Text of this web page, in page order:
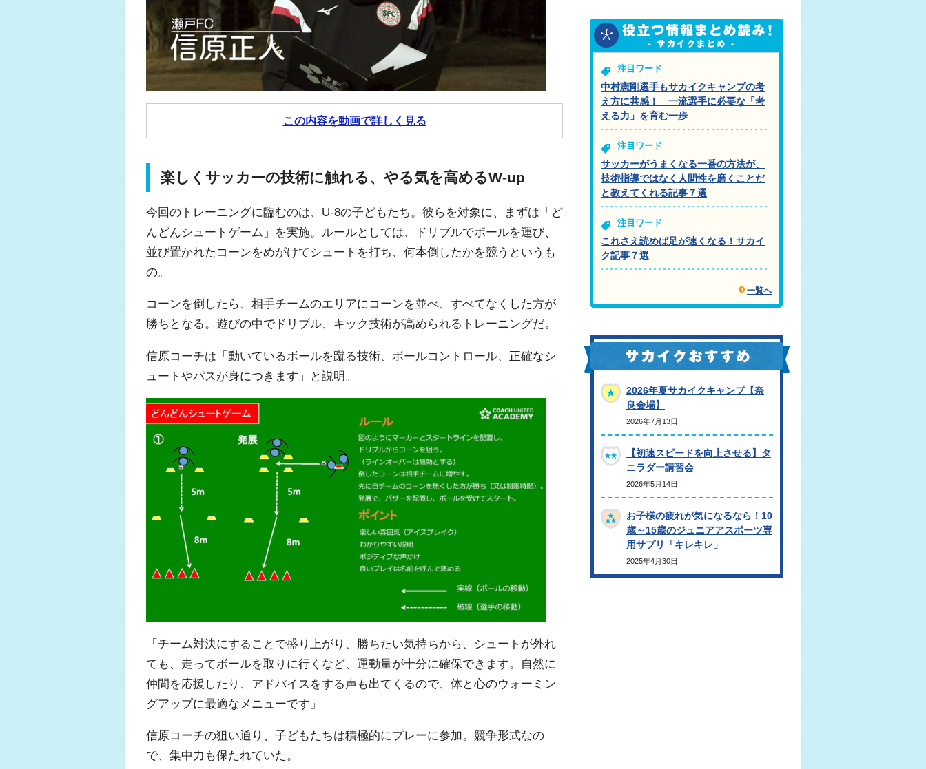
この内容を動画で詳しく見る
楽しくサッカーの技術に触れる、やる気を高めるW-up
今回のトレーニングに臨むのは、U-8の子どもたち。彼らを対象に、まずは「ど
んどんシュートゲーム」を実施。ルールとしては、ドリブルでボールを運び、
並び置かれたコーンをめがけてシュートを打ち、何本倒したかを競うというも
の。
コーンを倒したら、相手チームのエリアにコーンを並べ、すべてなくした方が
勝ちとなる。遊びの中でドリブル、キック技術が高められるトレーニングだ。
信原コーチは「動いているボールを蹴る技術、ボールコントロール、正確なシ
ュートやパスが身につきます」と説明。
「チーム対決にすることで盛り上がり、勝ちたい気持ちから、シュートが外れ
ても、走ってボールを取りに行くなど、運動量が十分に確保できます。自然に
仲間を応援したり、アドバイスをする声も出てくるので、体と心のウォーミン
グアップに最適なメニューです」
信原コーチの狙い通り、子どもたちは積極的にプレーに参加。競争形式なの
で、集中力も保たれていた。
注目ワード
中村憲剛選手もサカイクキャンプの考
え方に共感！ 一流選手に必要な「考
える力」を育む一歩
注目ワード
サッカーがうまくなる一番の方法が、
技術指導ではなく人間性を磨くことだ
と教えてくれる記事７選
注目ワード
これさえ読めば足が速くなる！サカイ
ク記事７選
一覧へ
2026年夏サカイクキャンプ【奈
良会場】
2026年7月13日
【初速スピードを向上させる】タ
ニラダー講習会
2026年5月14日
お子様の疲れが気になるなら！10
歳～15歳のジュニアアスポーツ専
用サプリ「キレキレ」
2025年4月30日